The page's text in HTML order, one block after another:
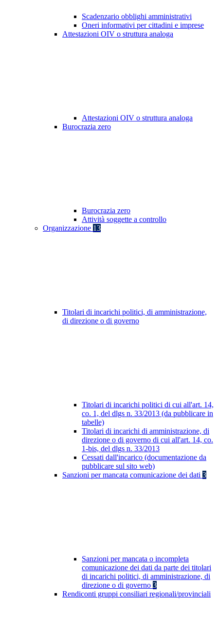
Scadenzario obblighi amministrativi
Oneri informativi per cittadini e imprese
Attestazioni OIV o struttura analoga
Attestazioni OIV o struttura analoga
Burocrazia zero
Burocrazia zero
Attività soggette a controllo
Organizzazione 13
Titolari di incarichi politici, di amministrazione,
di direzione o di governo
Titolari di incarichi politici di cui all'art. 14,
co. 1, del dlgs n. 33/2013 (da pubblicare in
tabelle)
Titolari di incarichi di amministrazione, di
direzione o di governo di cui all'art. 14, co.
1-bis, del dlgs n. 33/2013
Cessati dall'incarico (documentazione da
pubblicare sul sito web)
Sanzioni per mancata comunicazione dei dati 3
Sanzioni per mancata o incompleta
comunicazione dei dati da parte dei titolari
di incarichi politici, di amministrazione, di
direzione o di governo 3
Rendiconti gruppi consiliari regionali/provinciali